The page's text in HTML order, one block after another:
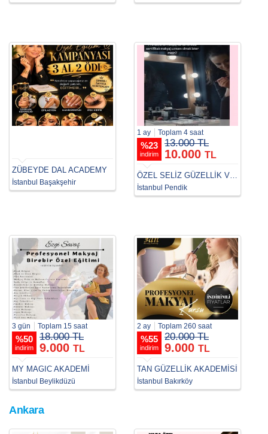
ZÜBEYDE DAL ACADEMY
İstanbul Başakşehir
1 ay Toplam 4 saat
%23
indirim
13.000 TL
10.000 TL
ÖZEL SELİZ GÜZELLİK VE ESTETİSYENLİK AKADEMİ
İstanbul Pendik
3 gün Toplam 15 saat
%50
indirim
18.000 TL
9.000 TL
MY MAGIC AKADEMİ
İstanbul Beylikdüzü
2 ay Toplam 260 saat
%55
indirim
20.000 TL
9.000 TL
TAN GÜZELLİK AKADEMİSİ
İstanbul Bakırköy
Ankara